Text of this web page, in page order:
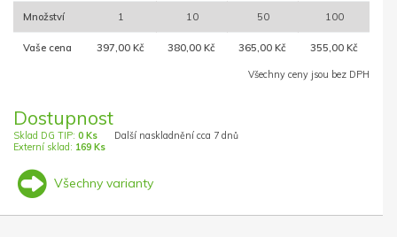
Množství 1 10 50 100
Vaše cena 397,00 Kč 380,00 Kč 365,00 Kč 355,00 Kč
Všechny ceny jsou bez DPH
Dostupnost
Sklad DG TIP: 0 Ks
Externí sklad: 169 Ks
Další naskladnění cca 7 dnů
Všechny varianty